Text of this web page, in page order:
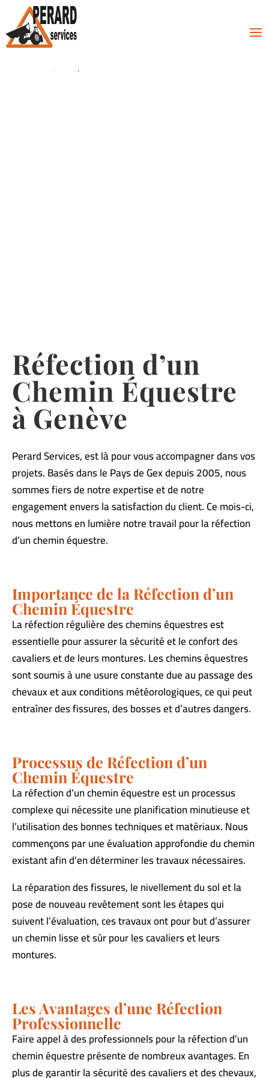
Réfection d’un Chemin
Équestre à Genève
Mar 22, 2024 |
Réfection d’un
Chemin Équestre
à Genève
Perard Services, est là pour vous accompagner dans vos
projets. Basés dans le Pays de Gex depuis 2005, nous
sommes fiers de notre expertise et de notre
engagement envers la satisfaction du client. Ce mois-ci,
nous mettons en lumière notre travail pour la réfection
d’un chemin équestre.
Importance de la Réfection d’un
Chemin Équestre
La réfection régulière des chemins équestres est
essentielle pour assurer la sécurité et le confort des
cavaliers et de leurs montures. Les chemins équestres
sont soumis à une usure constante due au passage des
chevaux et aux conditions météorologiques, ce qui peut
entraîner des fissures, des bosses et d’autres dangers.
Processus de Réfection d’un
Chemin Équestre
La réfection d’un chemin équestre est un processus
complexe qui nécessite une planification minutieuse et
l’utilisation des bonnes techniques et matériaux. Nous
commençons par une évaluation approfondie du chemin
existant afin d’en déterminer les travaux nécessaires.
La réparation des fissures, le nivellement du sol et la
pose de nouveau revêtement sont les étapes qui
suivent l’évaluation, ces travaux ont pour but d’assurer
un chemin lisse et sûr pour les cavaliers et leurs
montures.
Les Avantages d’une Réfection
Professionnelle
Faire appel à des professionnels pour la réfection d’un
chemin équestre présente de nombreux avantages. En
plus de garantir la sécurité des cavaliers et des chevaux,